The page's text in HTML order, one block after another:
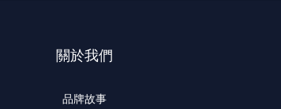
關於我們
品牌故事